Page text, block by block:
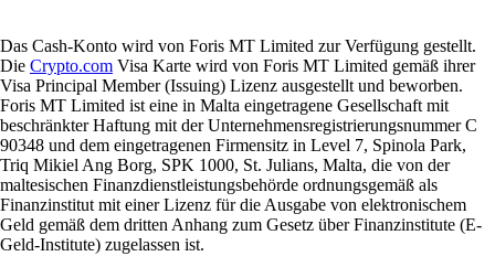
Das Cash-Konto wird von Foris MT Limited zur Verfügung gestellt.
Die Crypto.com Visa Karte wird von Foris MT Limited gemäß ihrer
Visa Principal Member (Issuing) Lizenz ausgestellt und beworben.
Foris MT Limited ist eine in Malta eingetragene Gesellschaft mit
beschränkter Haftung mit der Unternehmensregistrierungsnummer C
90348 und dem eingetragenen Firmensitz in Level 7, Spinola Park,
Triq Mikiel Ang Borg, SPK 1000, St. Julians, Malta, die von der
maltesischen Finanzdienstleistungsbehörde ordnungsgemäß als
Finanzinstitut mit einer Lizenz für die Ausgabe von elektronischem
Geld gemäß dem dritten Anhang zum Gesetz über Finanzinstitute (E-
Geld-Institute) zugelassen ist.